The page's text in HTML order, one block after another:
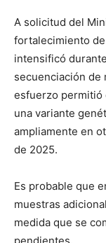
A solicitud del
fortalecimiento
intensificó
secuenciación de
esfuerzo permitió
una variante
ampliamente en
de 2025.
Es probable que
muestras
medida que se